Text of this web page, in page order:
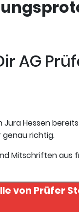
AG
Jura Hessen
genau richtig.
Mitschriften aus
von Prüfer